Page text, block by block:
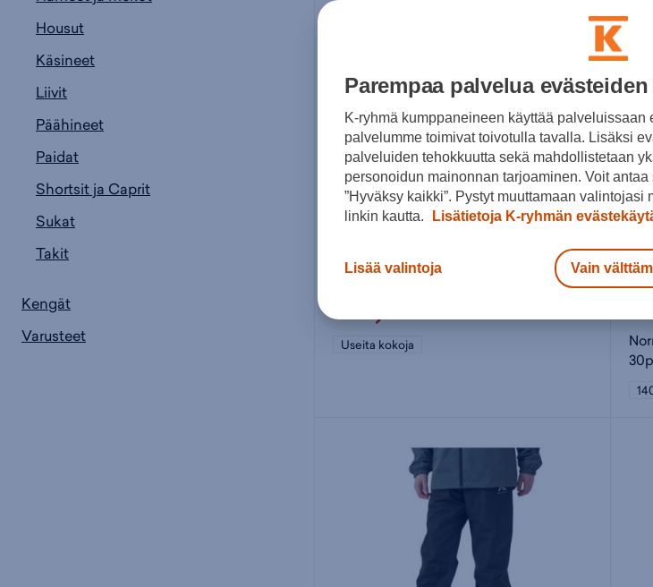
Housut
Käsineet
Liivit
Päähineet
Paidat
Shortsit ja Caprit
Sukat
Takit
Kengät
Varusteet
Terang III Shl M Jacket - miesten kuoritakki
49,95€
Useita kokoja
Parempaa palvelua
K-ryhmä kumppaneineen käyttää palveluissaan
palvelumme toimivat toivotulla tavalla. Lisäksi
palveluiden tehokkuutta sekä mahdollistetaan
personoidun mainonnan tarjoaminen. Voit
”Hyväksy kaikki”. Pystyt muuttamaan valintojasi
linkin kautta.
Lisätietoja K-ryhmän
Lisää valintoja Vain